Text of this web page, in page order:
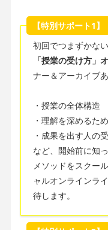
【特別サポート1】
初回でつまずかな
「授業の受け方」
ナー＆アーカイブ
・授業の全体構造
・理解を深めるた
・成果を出す人の
など、開始前に知
メソッドをスクー
ャルオンラインラ
待します。